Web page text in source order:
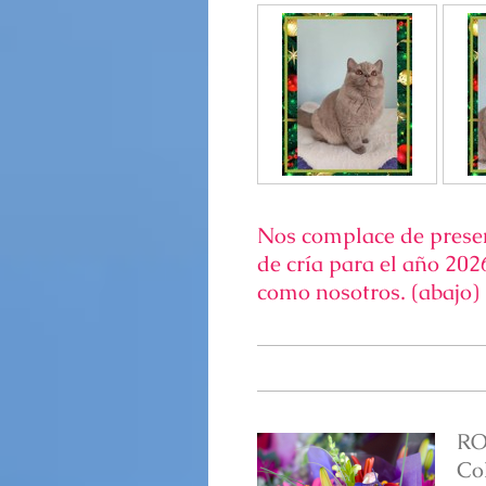
Nos complace de
de cría para el año
como nosotros. (abajo)